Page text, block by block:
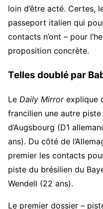
loin d’être acté. Certes,
passeport italien qui
contacts n’ont – pour
proposition concrète.
Telles doublé par
Le Daily Mirrorexplique
francilien une autre
d’Augsbourg (D1
ans). Du côté de
premier les contacts
piste du brésilien du
Wendell (22 ans).
Le premier dossier –